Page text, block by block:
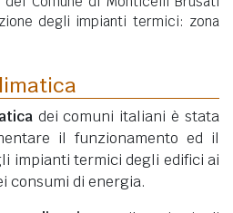
degli impianti termici: zona
dei comuni italiani è stata
il funzionamento ed il
impianti termici degli edifici ai
consumi di energia.